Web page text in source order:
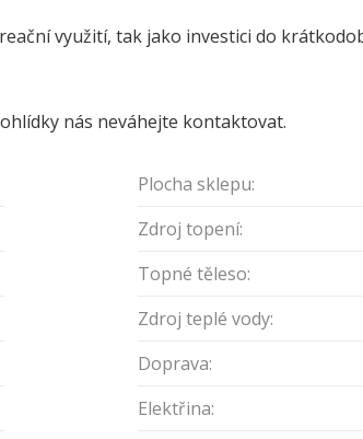
využití, tak jako investici do
nás neváhejte kontaktovat.
Plocha sklepu:
Zdroj topení:
Topné těleso:
Zdroj teplé vody:
Doprava:
Elektřina: